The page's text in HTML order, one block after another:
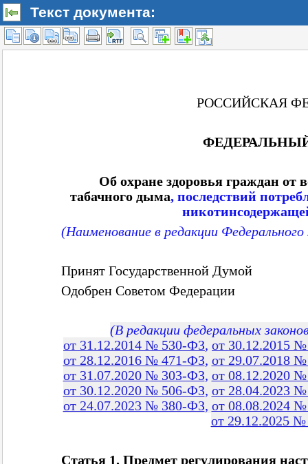
Текст документа: